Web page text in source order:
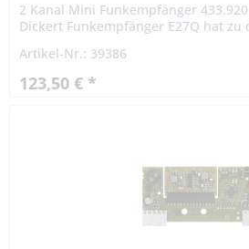
2 Kanal Mini Funkempfänger
Dickert Funkempfänger E27Q hat zu
weitere neue Funktionen...
Artikel-Nr.: 39386
123,50 € *